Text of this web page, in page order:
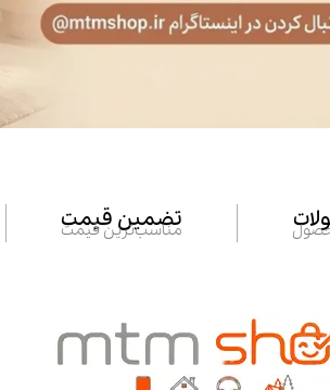
تضمین قیمت
مناسب‌ترین قیمت